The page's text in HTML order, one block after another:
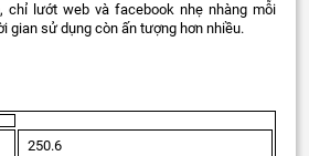
chỉ lướt web và facebook nhẹ nhàng mỗi
gian sử dụng còn ấn tượng hơn nhiều.
250.6